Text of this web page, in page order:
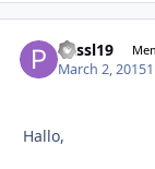
Passl19
March 2, 2015
Hallo,